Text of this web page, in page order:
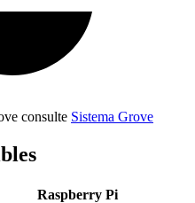
consulte Sistema Grove
Raspberry Pi